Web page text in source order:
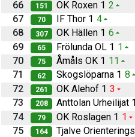
66
151 OK Roxen 1 2
67
70 IF Thor 1 4
68
307 OK Hällen 1 6
69
65 Frölunda OL 1 1
70
75 Åmåls OK 1 11
71
62 Skogslöparna 1 8
72
261 OK Alehof 1 3
73
208 Anttolan Urheilijat 1
74
79 OK Roslagen 1 1
75
164 Tjalve